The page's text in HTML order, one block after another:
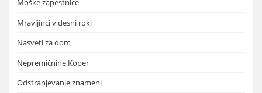
Moške zapestnice
Mravljinci v desni roki
Nasveti za dom
Nepremičnine Koper
Odstranjevanje znamenj